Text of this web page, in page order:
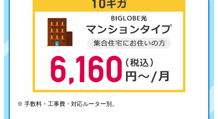
※ 手数料・工事費・対応ルーター別。